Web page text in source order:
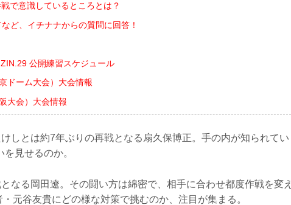
で意識しているところとは？
ど、イチナナからの質問に回答！
公開練習スケジュール
ドーム大会）大会情報
大会）大会情報
しとは約7年ぶりの再戦となる扇久保博正。手の内が知られてい
見せるのか。
なる岡田遼。その闘い方は綿密で、相手に合わせ都度作戦を変え
元谷友貴にどの様な対策で挑むのか、注目が集まる。